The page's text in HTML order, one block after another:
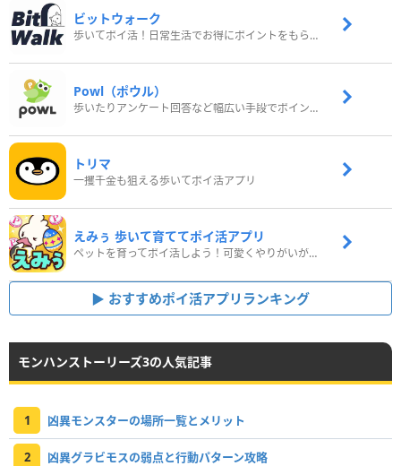
ビットウォーク
歩いてポイ活！日常生活でお得にポイントをもらおう
Powl（ポウル）
歩いたりアンケート回答など幅広い手段でポイントをゲット
トリマ
一攫千金も狙える歩いてポイ活アプリ
えみぅ 歩いて育ててポイ活アプリ
ペットを育ってポイ活しよう！可愛くやりがいがある新感覚アプリ
おすすめポイ活アプリランキング
モンハンストーリーズ3の人気記事
1 凶異モンスターの場所一覧とメリット
2 凶異グラビモスの弱点と行動パターン攻略